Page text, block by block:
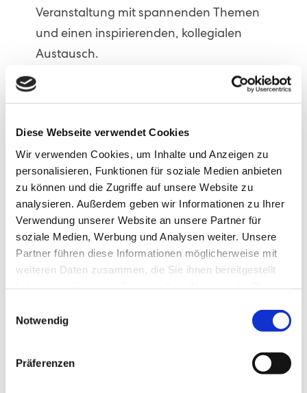
Diese Webseite verwendet Cookies
Wir verwenden Cookies, um Inhalte und Anzeigen zu
personalisieren, Funktionen für soziale Medien anbieten
zu können und die Zugriffe auf unsere Website zu
analysieren. Außerdem geben wir Informationen zu Ihrer
Verwendung unserer Website an unsere Partner für
soziale Medien, Werbung und Analysen weiter. Unsere
Partner führen diese Informationen möglicherweise mit
weiteren Daten zusammen, die Sie ihnen bereitgestellt
Notwendig
Präferenzen
Veranstaltung mit spannenden Themen
und einen inspirierenden, kollegialen
Austausch.
Teilnahmegebühr:Die Teilnahmegebühr
beträgt pro Person 100,- EUR
Anmeldung per eMail unter:
Stephanie Stöcker
Ismaninger Str. 22